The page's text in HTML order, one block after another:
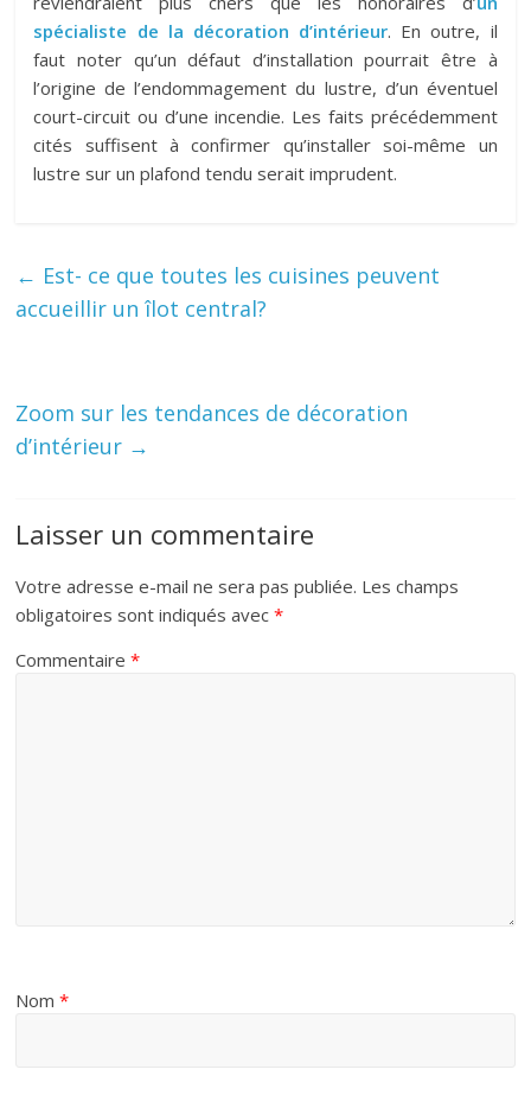
spécialiste de la décoration d’intérieur. En outre, il
faut noter qu’un défaut d’installation pourrait être à
l’origine de l’endommagement du lustre, d’un éventuel
court-circuit ou d’une incendie. Les faits précédemment
cités suffisent à confirmer qu’installer soi-même un
lustre sur un plafond tendu serait imprudent.
← Est- ce que toutes les cuisines peuvent
accueillir un îlot central?
Zoom sur les tendances de décoration
d’intérieur →
Laisser un commentaire
Votre adresse e-mail ne sera pas publiée. Les champs
obligatoires sont indiqués avec*
Commentaire*
Nom*